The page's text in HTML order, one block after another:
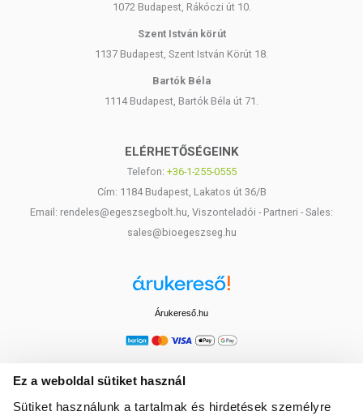
Ez a weboldal sütiket használ
Sütiket használunk a tartalmak és hirdetések személyre
1072 Budapest, Rákóczi út 10.
Szent István körút
1137 Budapest, Szent István Körút 18.
Bartók Béla
1114 Budapest, Bartók Béla út 71.
ELÉRHETŐSÉGEINK
Telefon: +36-1-255-0555
Cím: 1184 Budapest, Lakatos út 36/B
Email: rendeles@egeszsegbolt.hu, Viszonteladói - Partneri - Sales:
sales@bioegeszseg.hu
Árukereső.hu